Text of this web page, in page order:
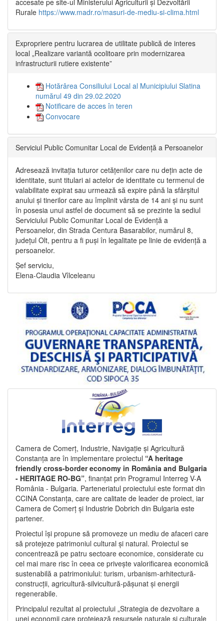
Rurale https://www.madr.ro/masuri-de-mediu-si-clima.html
Expropriere pentru lucrarea de utilitate publică de interes
local „Realizare variantă ocolitoare prin modernizarea
infrastructurii rutiere existente”
Hotărârea Consiliului Local al Municipiului Slatina
numărul 49 din 29.02.2020
Notificare de acces în teren
Convocare
Serviciul Public Comunitar Local de Evidență a Persoanelor
Adresează invitația tuturor cetățenilor care nu dețin acte de
identitate, sunt titulari ai actelor de identitate cu termenul de
valabilitate expirat sau urmează să expire până la sfârșitul
anului și tinerilor care au împlinit vârsta de 14 ani și nu sunt
în posesia unui astfel de document să se prezinte la sediul
Serviciului Public Comunitar Local de Evidență a
Persoanelor, din Strada Centura Basarabilor, numărul 8,
județul Olt, pentru a fi puși în legalitate pe linie de evidență a
persoanelor.
Șef serviciu,
Elena-Claudia Vîlceleanu
Camera de Comerț, Industrie, Navigație și Agricultură
Constanța are în implementare proiectul “A heritage
friendly cross-border economy in România and Bulgaria
- HERITAGE RO-BG”, finanțat prin Programul Interreg V-A
România - Bulgaria. Parteneriatul proiectului este format din
CCINA Constanța, care are calitate de leader de proiect, iar
Camera de Comerț și Industrie Dobrich din Bulgaria este
partener.
Proiectul își propune să promoveze un mediu de afaceri care
să protejeze patrimoniul cultural și natural. Proiectul se
concentrează pe patru sectoare economice, considerate cu
cel mai mare risc în ceea ce privește valorificarea economică
sustenabilă a patrimoniului: turism, urbanism-arhitectură-
construcții, agricultură-silvicultură-pășunat și energii
regenerabile.
Principalul rezultat al proiectului „Strategia de dezvoltare a
unei economii care protejează resursele naturale și culturale